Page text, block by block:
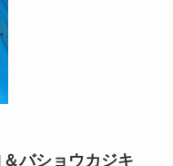
バショウカジキ